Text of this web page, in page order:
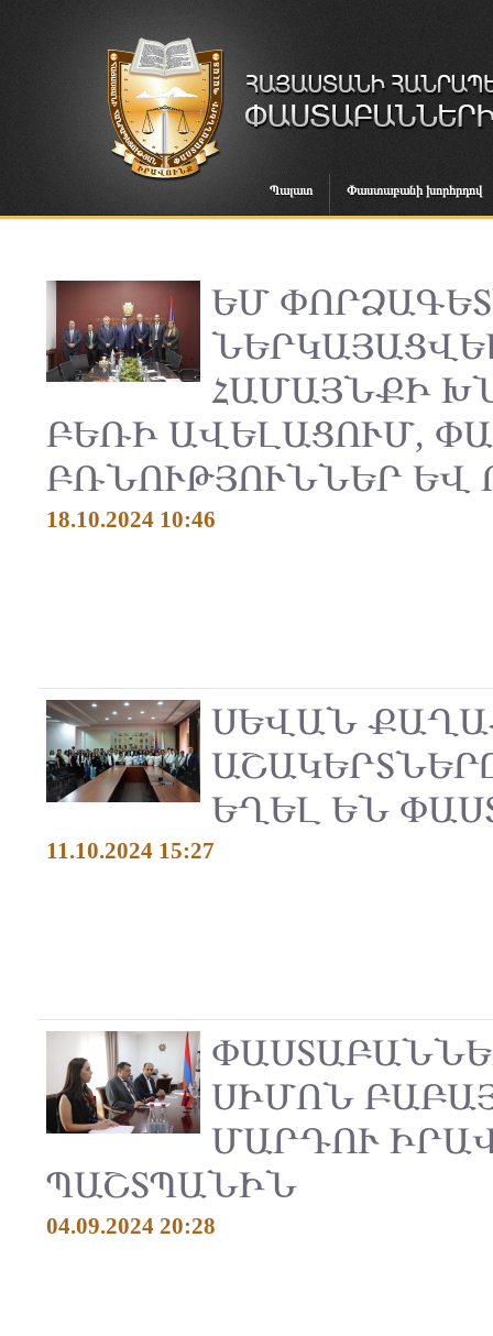
Պալատ Փաստաբանի խորհրդով
ԵՄ
ՀԱՄԱՅՆՔԻ
ԲԵՌԻ ԱՎԵԼԱՑՈՒՄ,
ԲՌՆՈՒԹՅՈՒՆՆԵՐ ԵՎ
18.10.2024 10:46
ՍԵՎԱՆ
ԵՂԵԼ ԵՆ
11.10.2024 15:27
ՍԻՄՈՆ
ՄԱՐԴՈՒ
ՊԱՇՏՊԱՆԻՆ
04.09.2024 20:28